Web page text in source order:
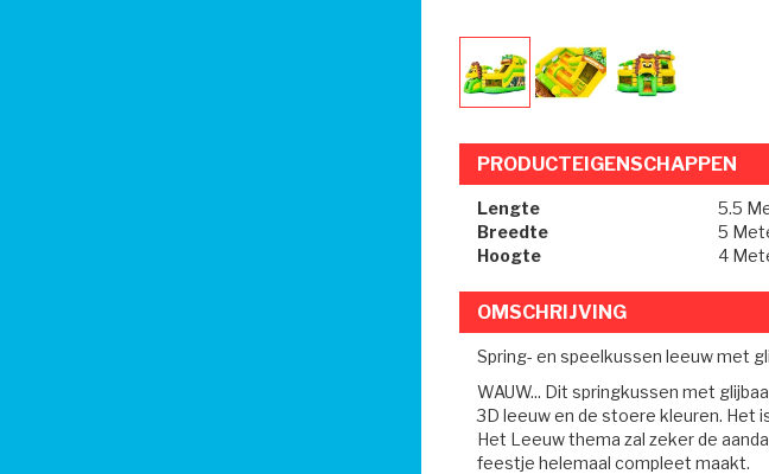
PRODUCTEIGENSCHAPPEN
Lengte
5.5
Breedte
5
Hoogte
4
OMSCHRIJVING
Spring- en speelkussen leeuw met
WAUW... Dit springkussen met
3D leeuw en de stoere kleuren. Het
Het Leeuw thema zal zeker de
feestje helemaal compleet maakt.